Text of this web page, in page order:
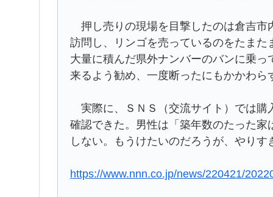
押し売りの現場を目撃したのは倉吉市
訪問し、リンゴを売っているのをたま
大量に積んだ県外ナンバーのバンに乗
来るよう勧め、一度断ったにもかかわ
実際に、ＳＮＳ（交流サイト）では購
確認できた。男性は「築年数のたった
しない。もうけたいのだろうが、やりす
https://www.nnn.co.jp/news/220421/